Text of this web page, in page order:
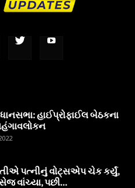
હાઈપ્રોફાઈલ બેઠકના
પત્નીનું વોટ્સએપ ચેક કર્યું,
વાંચ્યા, પછી…